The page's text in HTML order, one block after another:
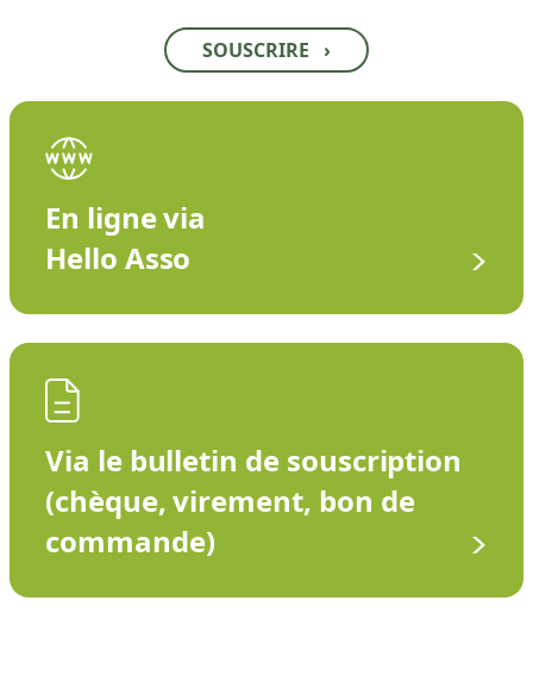
SOUSCRIRE ›
En ligne via
Hello Asso
Via le bulletin de souscription
(chèque, virement, bon de
commande)